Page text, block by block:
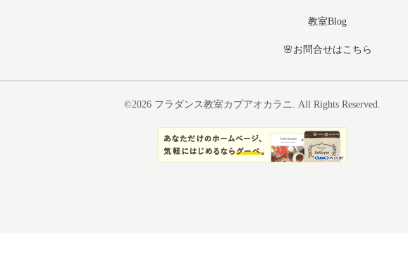
教室Blog
🌸お問合せはこちら
©2026 フラダンス教室カプアオカラニ. All Rights Reserved.